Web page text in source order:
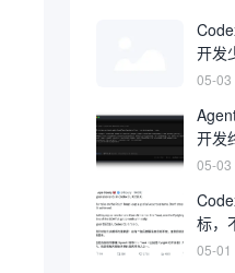
开发
05-03
开发
一大片
05-03
标，
05-01